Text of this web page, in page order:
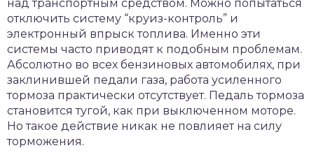
над транспортным средством. Можно попытаться
отключить систему “круиз-контроль” и
электронный впрыск топлива. Именно эти
системы часто приводят к подобным проблемам.
Абсолютно во всех бензиновых автомобилях, при
заклинившей педали газа, работа усиленного
тормоза практически отсутствует. Педаль тормоза
становится тугой, как при выключенном моторе.
Но такое действие никак не повлияет на силу
торможения.